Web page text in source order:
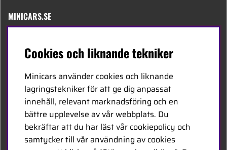
MINICARS.SE
Bli återförsäljare
Bli leverantör
Jobba hos oss
Cookies och liknande tekniker
Minicars använder cookies och liknande
lagringstekniker för att ge dig anpassat
innehåll, relevant marknadsföring och en
bättre upplevelse av vår webbplats. Du
bekräftar att du har läst vår cookiepolicy och
samtycker till vår användning av cookies